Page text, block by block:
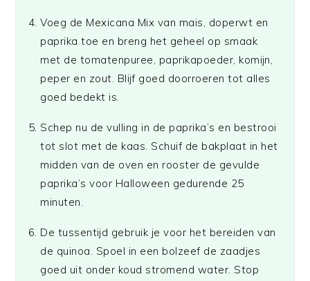
Voeg de Mexicana Mix van mais, doperwt en
paprika toe en breng het geheel op smaak
met de tomatenpuree, paprikapoeder, komijn,
peper en zout. Blijf goed doorroeren tot alles
goed bedekt is.
Schep nu de vulling in de paprika’s en bestrooi
tot slot met de kaas. Schuif de bakplaat in het
midden van de oven en rooster de gevulde
paprika’s voor Halloween gedurende 25
minuten.
De tussentijd gebruik je voor het bereiden van
de quinoa. Spoel in een bolzeef de zaadjes
goed uit onder koud stromend water. Stop